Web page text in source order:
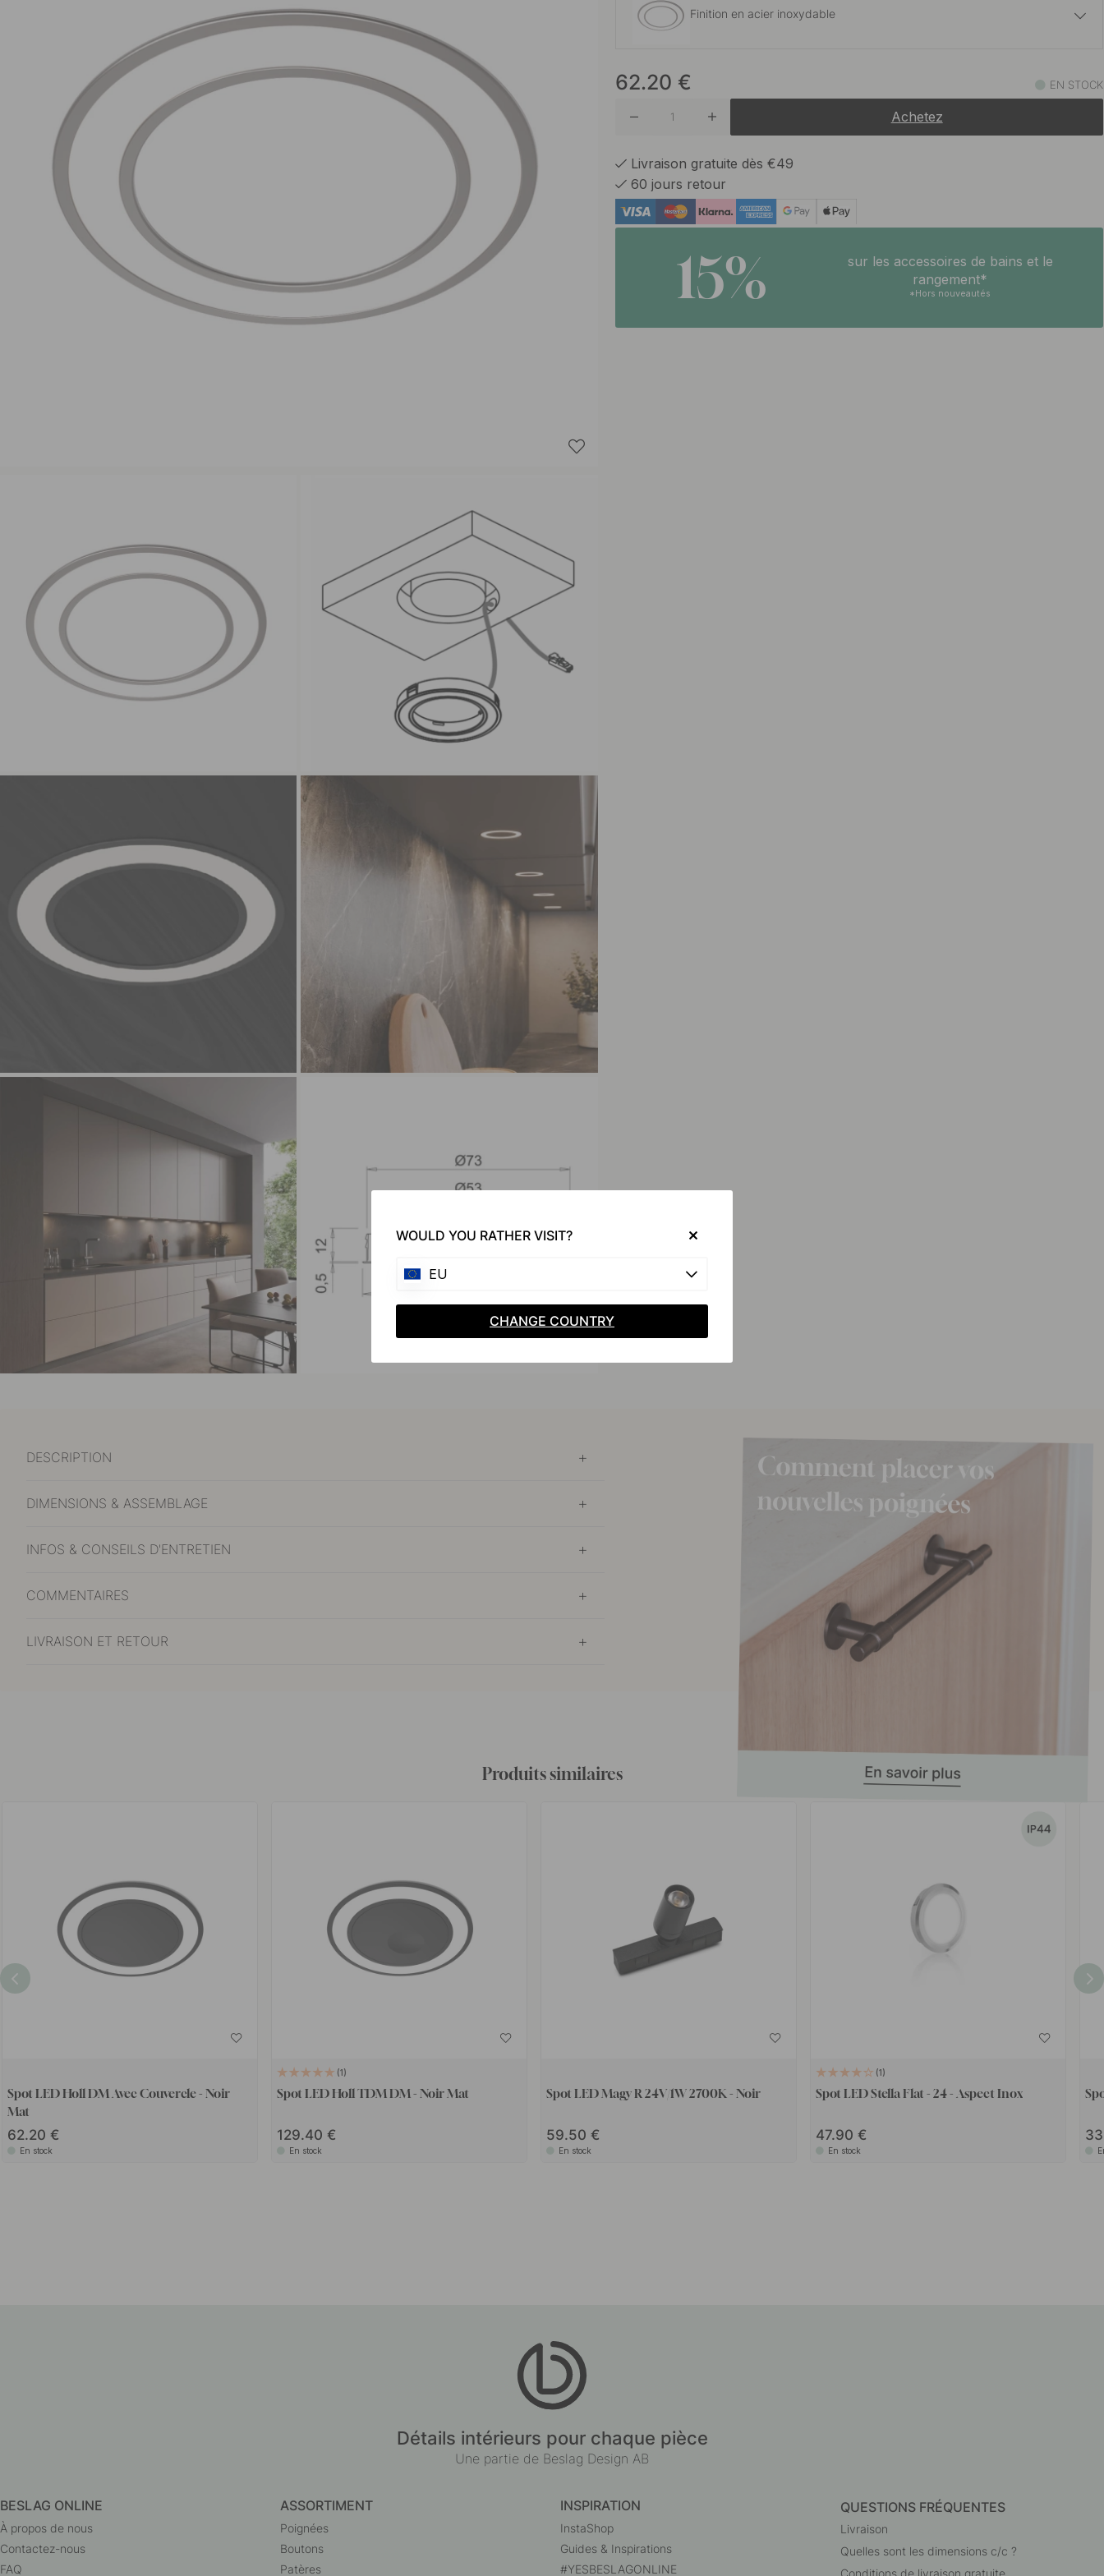
Finition en acier inoxydable
En stock
62.20 € EN STOCK
Achetez
Livraison gratuite dès €49
60 jours retour
15%
sur les accessoires de bains et le
rangement*
*Hors nouveautés
DESCRIPTION
DIMENSIONS & ASSEMBLAGE
INFOS & CONSEILS D'ENTRETIEN
COMMENTAIRES
LIVRAISON ET RETOUR
Produits similaires
Spot LED Holl DM Avec Couvercle - Noir
Mat
62.20
En stock
1
Spot LED Holl TDM DM - Noir Mat
129.40
En stock
Spot LED Magy R 24V/1W 2700K - Noir
59.50
En stock
1
Spot LED Stella Flat - 24 - Aspect Inox
47.90
En stock
Détails intérieurs pour chaque pièce
Une partie de Beslag Design AB
BESLAG ONLINE
À propos de nous
Contactez-nous
FAQ
ASSORTIMENT
Poignées
Boutons
Patères
INSPIRATION
InstaShop
Guides & Inspirations
#YESBESLAGONLINE
QUESTIONS FRÉQUENTES
Livraison
Quelles sont les dimensions c/c ?
Conditions de livraison gratuite
WOULD YOU RATHER VISIT?
EU
CHANGE COUNTRY